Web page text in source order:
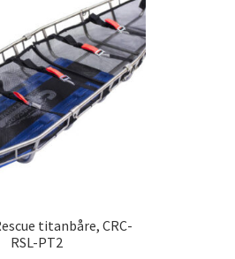
titanbåre, CRC-
RSL-PT2